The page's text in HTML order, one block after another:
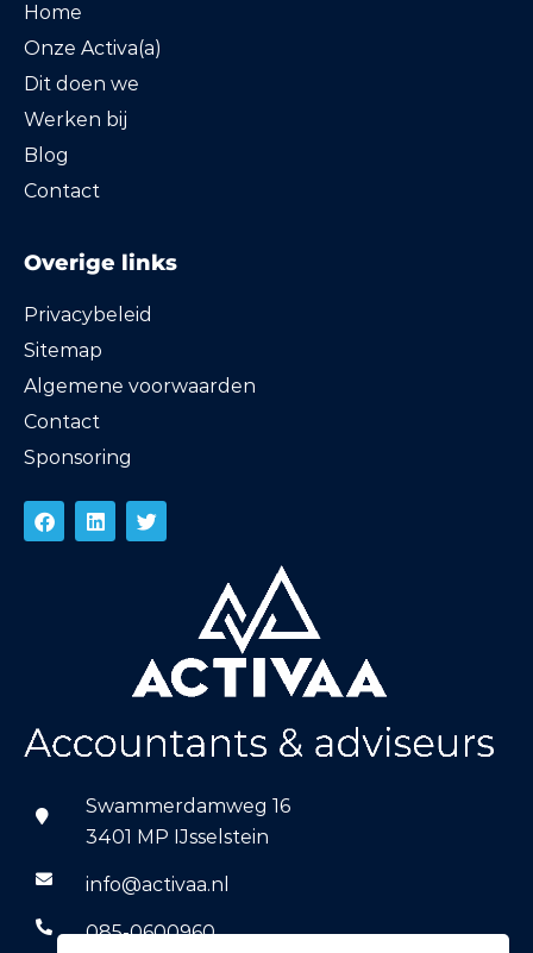
Home
Onze Activa(a)
Dit doen we
Werken bij
Blog
Contact
Overige links
Privacybeleid
Sitemap
Algemene voorwaarden
Contact
Sponsoring
Swammerdamweg 16
3401 MP IJsselstein
info@activaa.nl
085-0600960